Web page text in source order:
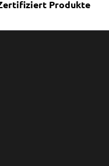
Produkte